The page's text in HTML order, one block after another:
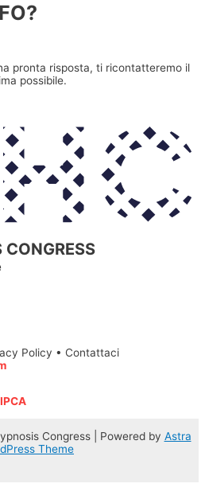
pronta risposta, ti ricontatteremo il
possibile.
Policy • Contattaci
IPCA
Congress | Powered by Astra
Theme